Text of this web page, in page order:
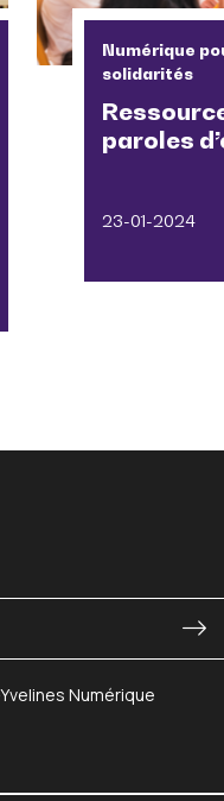
Numérique
solidarités
paroles
23-01-2024
Numérique